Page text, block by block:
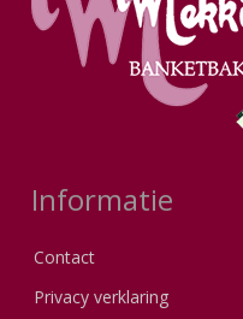
Informatie
Contact
Privacy verklaring